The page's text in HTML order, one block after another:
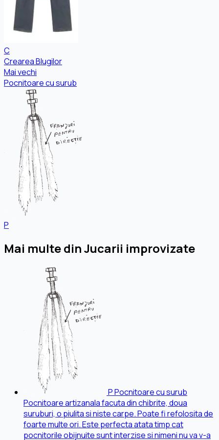
C
Crearea Blugilor
Mai vechi
Pocnitoare cu surub
P
Mai multe din Jucarii improvizate
PPocnitoare cu surub
Pocnitoare artizanala facuta din chibrite, doua
suruburi, o piulita si niste carpe. Poate fi refolosita de
foarte multe ori. Este perfecta atata timp cat
pocnitorile obijnuite sunt interzise si nimeni nu va v-a